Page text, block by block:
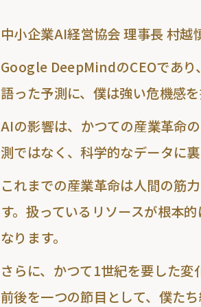
中小企業AI経営協会 理事長 村越
Google DeepMindのCEOであり
語った予測に、僕は強い危機感を
AIの影響は、かつての産業革命
測ではなく、科学的なデータに
これまでの産業革命は人間の筋
す。扱っているリソースが根本
なります。
さらに、かつて1世紀を要した
前後を一つの節目として、僕た